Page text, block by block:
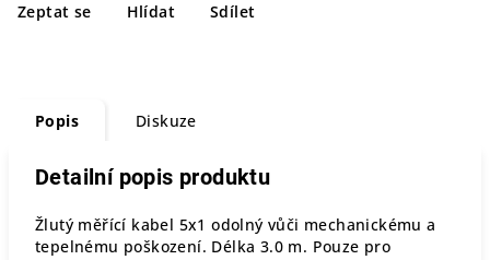
Zeptat se Hlídat Sdílet
Popis Diskuze
Detailní popis produktu
Žlutý měřící kabel 5x1 odolný vůči mechanickému a
tepelnému poškození. Délka 3.0 m. Pouze pro